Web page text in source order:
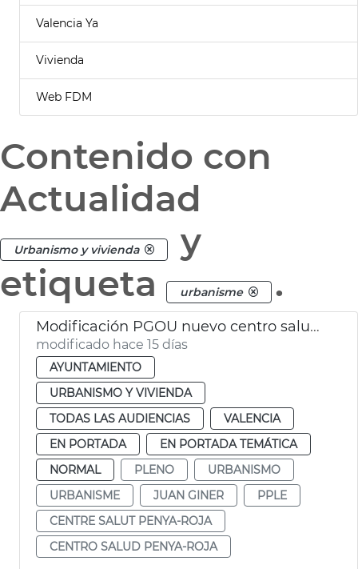
Valencia Ya
Vivienda
Web FDM
Contenido con
Actualidad
Urbanismo y vivienda
y
etiqueta
urbanisme .
Modificación PGOU nuevo centro salud Penya-roja València
modificado hace 15 días
AYUNTAMIENTO
URBANISMO Y VIVIENDA
TODAS LAS AUDIENCIAS
VALENCIA
EN PORTADA
EN PORTADA TEMÁTICA
NORMAL
PLENO
URBANISMO
URBANISME
JUAN GINER
PPLE
CENTRE SALUT PENYA-ROJA
CENTRO SALUD PENYA-ROJA